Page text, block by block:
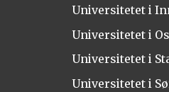
Universitetet i
Universitetet i
Universitetet i
Universitetet i